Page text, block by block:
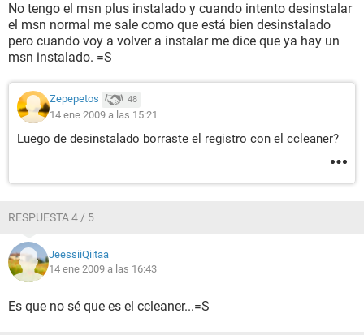
No tengo el msn plus instalado y cuando intento desinstalar
el msn normal me sale como que está bien desinstalado
pero cuando voy a volver a instalar me dice que ya hay un
msn instalado. =S
Zepepetos 48
14 ene 2009 a las 15:21
Luego de desinstalado borraste el registro con el ccleaner?
RESPUESTA 4 / 5
JeessiiQiitaa
14 ene 2009 a las 16:43
Es que no sé que es el ccleaner...=S